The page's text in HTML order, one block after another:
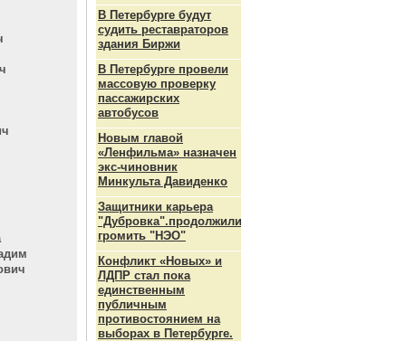
В Петербурге будут
судить реставраторов
здания Биржи
В Петербурге провели
массовую проверку
пассажирских
автобусов
Новым главой
«Ленфильма» назначен
экс-чиновник
Минкульта Давиденко
Защитники карьера
"Дубровка".продолжили
громить "НЭО"
Конфликт «Новых» и
ЛДПР стал пока
единственным
публичным
противостоянием на
выборах в Петербурге.